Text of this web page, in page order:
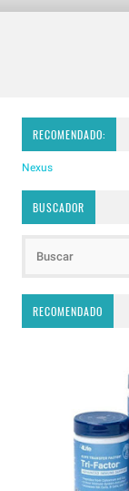
RECOMENDADO:
Nexus
BUSCADOR
RECOMENDADO